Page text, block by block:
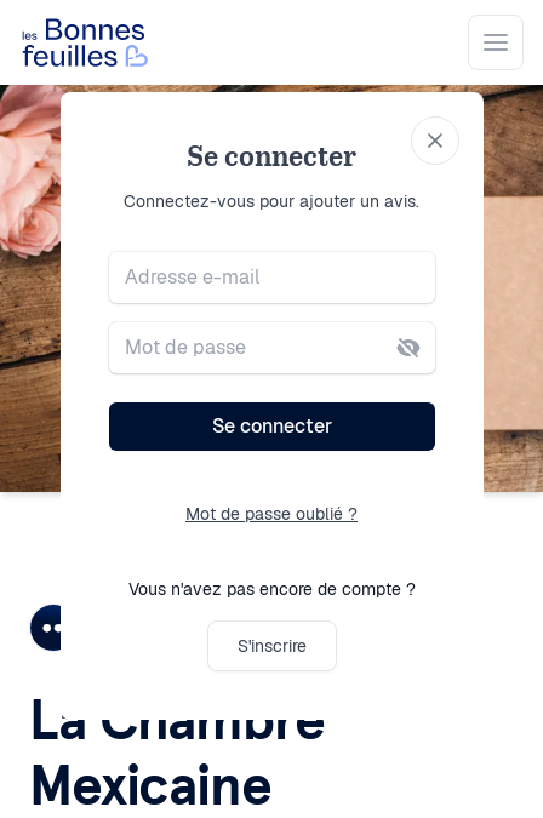
Les Bonnes Feuilles
Jérémy Ibraimovski
La Chambre
Mexicaine
Se connecter
Connectez-vous pour ajouter un avis.
Se connecter
Se connecter
Mot de passe oublié ?
Vous n'avez pas encore de compte ?
S'inscrire